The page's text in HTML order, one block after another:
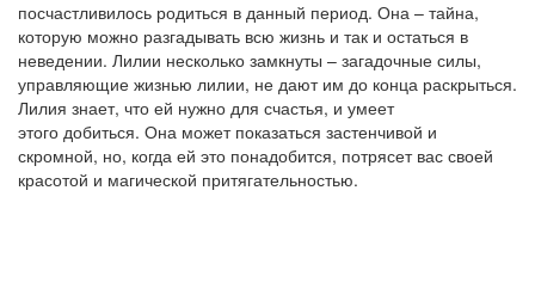
посчастливилось родиться в данный период. Она – тайна,
которую можно разгадывать всю жизнь и так и остаться в
неведении. Лилии несколько замкнуты – загадочные силы,
управляющие жизнью лилии, не дают им до конца раскрыться.
Лилия знает, что ей нужно для счастья, и умеет
этого добиться. Она может показаться застенчивой и
скромной, но, когда ей это понадобится, потрясет вас своей
красотой и магической притягательностью.